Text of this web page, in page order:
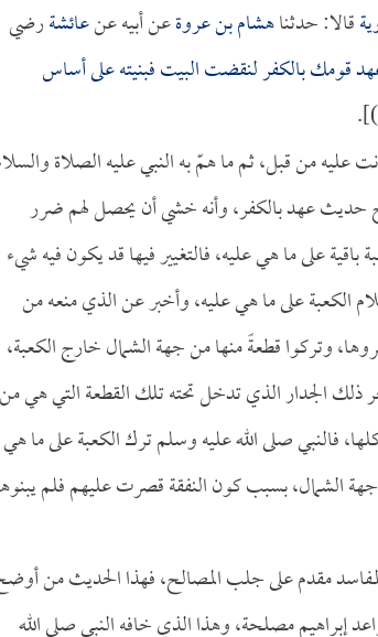
قالا: حدثناهشام بن عروةعن أبيه عنعائشةرضي
قومك بالكفر لنقضت البيت فبنيته على أساس
)].
عليه من قبل، ثم ما همّ به النبي عليه الصلاة
حديث عهد بالكفر، وأنه خشي أن يحصل لهم ضرر
على ما هي عليه، فالتغيير فيها قد يكون فيه شيء
الكعبة على ما هي عليه، وأخبر عن الذي منعه من
وتركوا قطعةً منها من جهة الشمال خارج الكعبة،
الجدار الذي تدخل تحته تلك القطعة التي هي
فالنبي صلى الله عليه وسلم ترك الكعبة على ما هي
الشمال، بسبب كون النفقة قصرت عليهم فلم
مقدم على جلب المصالح، فهذا الحديث من
إبراهيم مصلحة، وهذا الذي خافه النبي صلى الله